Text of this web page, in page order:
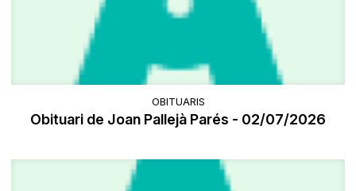
OBITUARIS
Obituari de Joan Pallejà Parés - 02/07/2026